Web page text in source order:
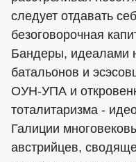
следует отдавать
безоговорочная
Бандеры, идеалами
батальонов и
ОУН-УПА и
тоталитаризма -
Галиции
австрийцев,